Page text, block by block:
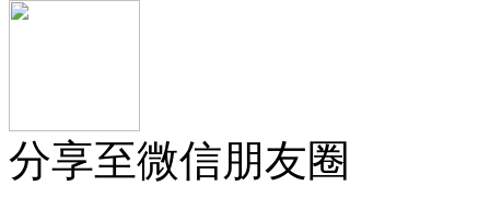
分享至微信朋友圈